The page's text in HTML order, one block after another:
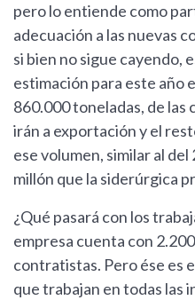
pero lo entiende como
adecuación a las nuevas
si bien no sigue cayendo,
estimación para este año
860.000 toneladas, de las
irán a exportación y el
ese volumen, similar al
millón que la siderúrgica
¿Qué pasará con los
empresa cuenta con
contratistas. Pero ése es
que trabajan en todas las